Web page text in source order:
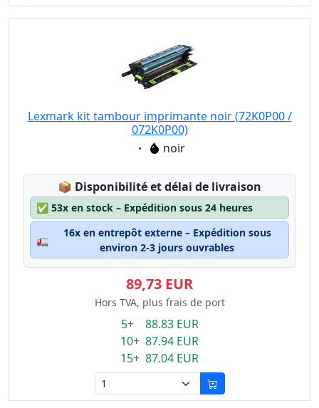
Lexmark kit tambour imprimante noir (72K0P00 /
072K0P00)
Eigenschaft:
noir
📦 Lagerstatus:
Disponibilité et délai de livraison
✅ 53x en stock – Expédition sous 24 heures
🚛
16x en entrepôt externe – Expédition sous
environ 2-3 jours ouvrables
89,73 EUR
Hors TVA, plus frais de port
5+ 88.83 EUR
10+ 87.94 EUR
15+ 87.04 EUR